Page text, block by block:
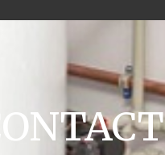
CONTACT